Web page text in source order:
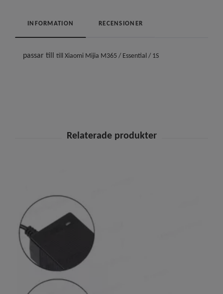
INFORMATION RECENSIONER
passar till till Xiaomi Mijia M365 / Essential / 1S